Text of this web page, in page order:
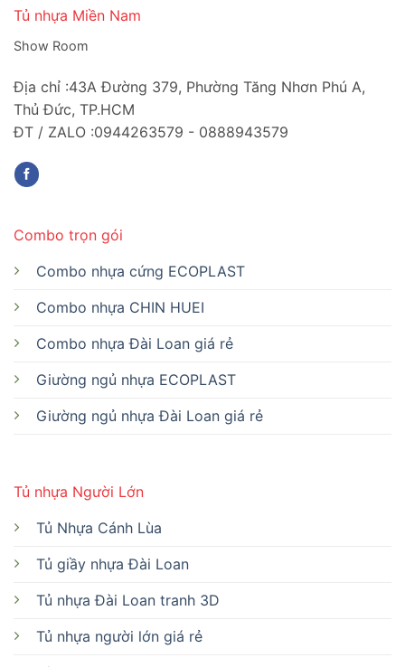
Tủ nhựa Miền Nam
Show Room
Địa chỉ :43A Đường 379, Phường Tăng Nhơn Phú A,
Thủ Đức, TP.HCM
ĐT / ZALO :0944263579 - 0888943579
Tủ nhựa Người Lớn
Tủ Nhựa Cánh Lùa
Tủ giầy nhựa Đài Loan
Tủ nhựa Đài Loan tranh 3D
Tủ nhựa người lớn giá rẻ
Combo trọn gói
Combo nhựa cứng ECOPLAST
Combo nhựa CHIN HUEI
Combo nhựa Đài Loan giá rẻ
Giường ngủ nhựa ECOPLAST
Giường ngủ nhựa Đài Loan giá rẻ